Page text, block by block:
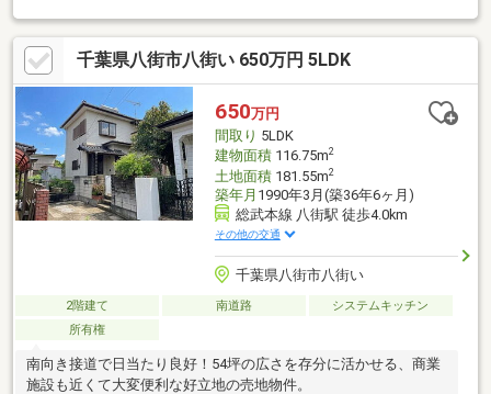
千葉県八街市八街い 650万円 5LDK
650万円
間取り 5LDK
建物面積116.75m2
土地面積181.55m2
築年月 1990年3月(築36年6ヶ月)
総武本線 八街駅 徒歩4.0km
その他の交通
千葉県八街市八街い
2階建て 南道路
システムキッチン
所有権
南向き接道で日当たり良好！54坪の広さを存分に活かせる、商業
施設も近くて大変便利な好立地の売地物件。